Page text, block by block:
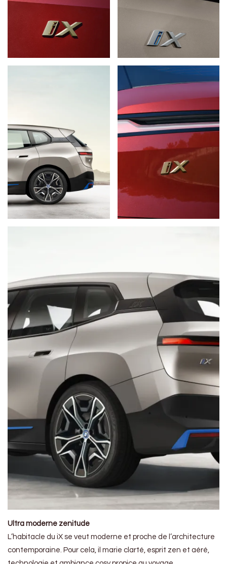
Ultra moderne zenitude
L’habitacle du iX se veut moderne et proche de l’architecture
contemporaine. Pour cela, il marie clarté, esprit zen et aéré,